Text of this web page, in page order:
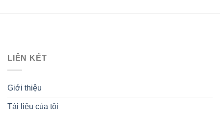
LIÊN KẾT
Giới thiệu
Tài liệu của tôi